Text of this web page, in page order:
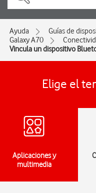
Ayuda Guías de
Galaxy A70
Vincula un dispositivo
Elige el
Aplicaciones y
multimedia